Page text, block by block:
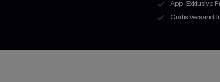
App-Exklusive
Gratis Versand